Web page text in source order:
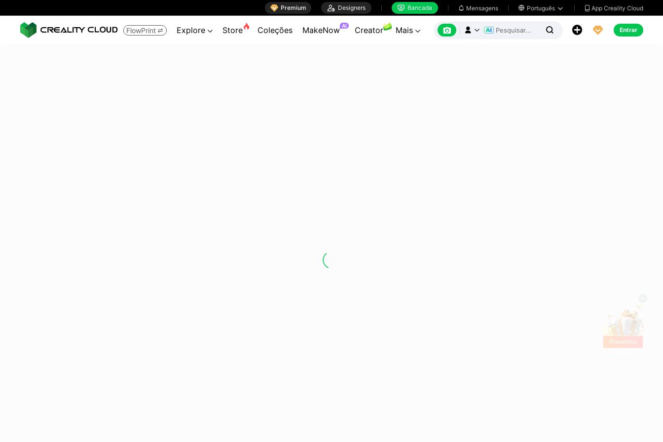
 Premium  Designers  Bancada  Mensagens  Português   App Creality Cloud
FlowPrint  Explore  Store Coleções MakeNow AI Creator Mais        Entrar
Presentes